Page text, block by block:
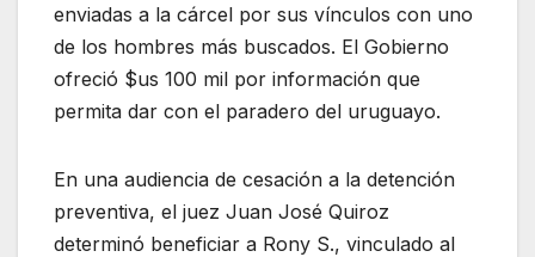
enviadas a la cárcel por sus vínculos con uno
de los hombres más buscados. El Gobierno
ofreció $us 100 mil por información que
permita dar con el paradero del uruguayo.
En una audiencia de cesación a la detención
preventiva, el juez Juan José Quiroz
determinó beneficiar a Rony S., vinculado al